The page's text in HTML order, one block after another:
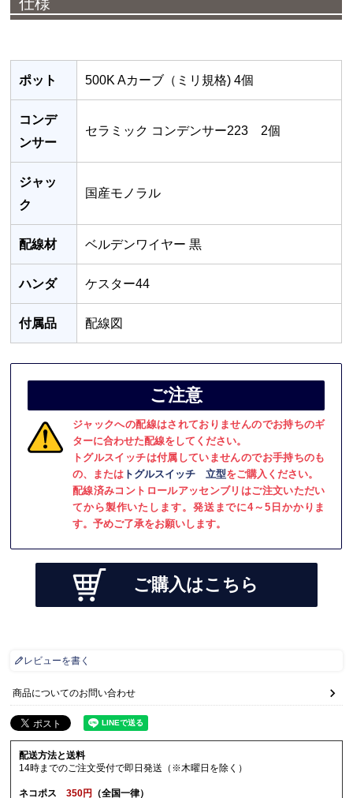
ポット 500K Aカーブ（ミリ規格) 4個
コンデ
ンサー
セラミック コンデンサー223 2個
ジャッ
ク
国産モノラル
配線材 ベルデンワイヤー 黒
ハンダ ケスター44
付属品 配線図
ご注意
ジャックへの配線はされておりませんのでお持ちのギ
ターに合わせた配線をしてください。
トグルスイッチは付属していませんのでお手持ちのも
の、または トグルスイッチ 立型をご購入ください。
配線済みコントロールアッセンブリはご注文いただい
てから製作いたします。発送までに4～5日かかりま
す。予めご了承をお願いします。
ご購入はこちら
レビューを書く
商品についてのお問い合わせ
配送方法と送料
14時までのご注文受付で即日発送（※木曜日を除く）
ネコポス350円
（全国一律）